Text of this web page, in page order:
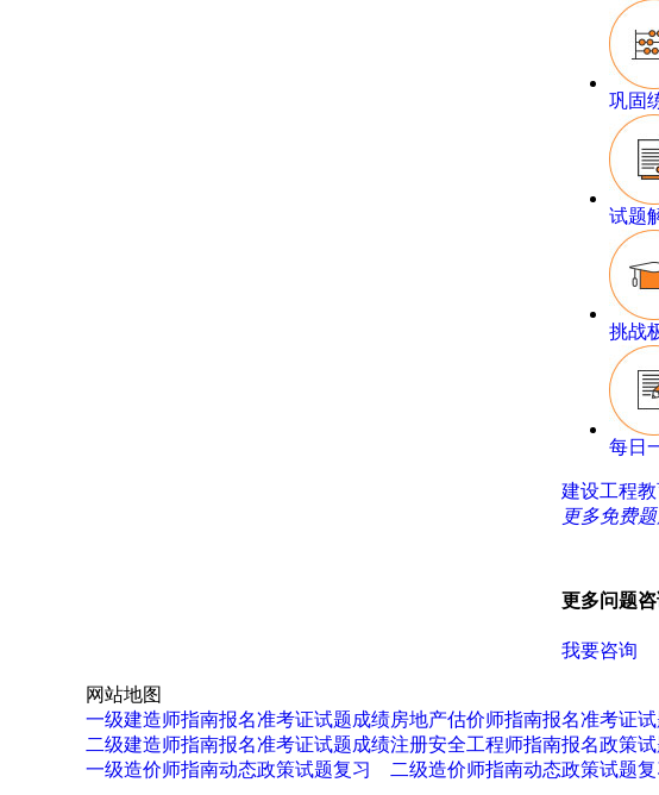
巩固
试题
挑战
每日
建设工程
更多免费
更多问题
我要咨询
网站地图
一级建造师指南报名准考证试题成绩
二级建造师指南报名准考证试题成绩
一级造价师指南动态政策试题复习
房地产估价师指南报名准考证
注册安全工程师指南报名政策
二级造价师指南动态政策试题复